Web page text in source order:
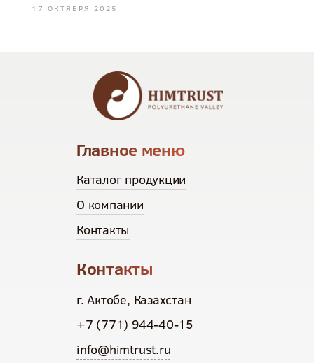
17 ОКТЯБРЯ 2025
Главное меню
Каталог продукции
О компании
Контакты
Контакты
г. Актобе, Казахстан
+7 (771) 944-40-15
info@himtrust.ru